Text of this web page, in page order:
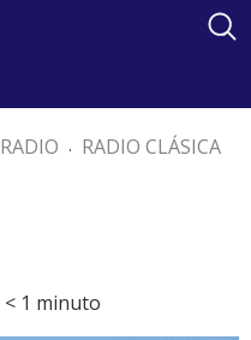
RADIO . RADIO CLÁSICA
< 1 minuto